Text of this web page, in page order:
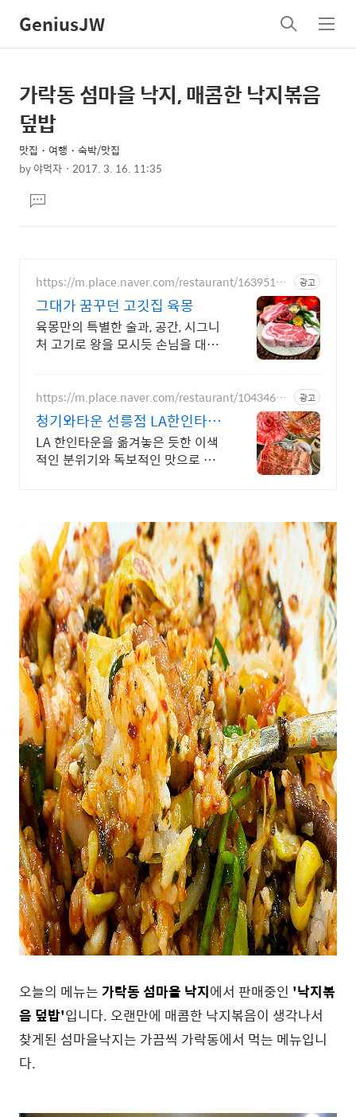
GeniusJW
검
색
메
뉴
상
세
컨
텐
본
제
목
가락동 섬마을 낙지, 매콤한 낙지볶음
덮밥
맛집・여행・숙박/맛집
by야먹자 2017. 3. 16. 11:35
문댓
글
https://m.place.naver.com/restaurant/16395160 광고
그대가 꿈꾸던 고깃집 육몽
육몽만의 특별한 술과, 공간, 시그니
처 고기로 왕을 모시듯 손님을 대접
https://m.place.naver.com/restaurant/10434636
04
광고
청기와타운 선릉점 LA한인타운
을 통째로 옮긴맛
LA 한인타운을 옮겨놓은 듯한 이색
적인 분위기와 독보적인 맛으로 입
오늘의 메뉴는가락동 섬마을 낙지에서 판매중인 '낙지볶
음 덮밥'입니다. 오랜만에 매콤한 낙지볶음이 생각나서
찾게된 섬마을낙지는 가끔씩 가락동에서 먹는 메뉴입니
다.